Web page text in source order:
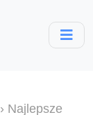
› Najlepsze